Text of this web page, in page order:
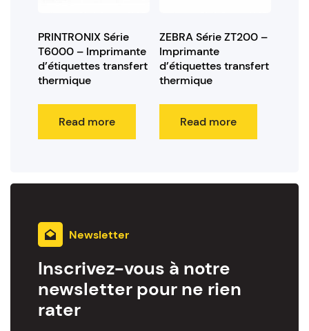
PRINTRONIX Série
T6000 – Imprimante
d’étiquettes transfert
thermique
Read more
ZEBRA Série ZT200 –
Imprimante
d’étiquettes transfert
thermique
Read more
Newsletter
Inscrivez-vous à notre
newsletter pour ne rien
rater